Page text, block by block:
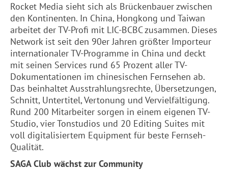
Rocket Media sieht sich als Brückenbauer zwischen
den Kontinenten. In China, Hongkong und Taiwan
arbeitet der TV-Profi mit LIC-BCBC zusammen. Dieses
Network ist seit den 90er Jahren größter Importeur
internationaler TV-Programme in China und deckt
mit seinen Services rund 65 Prozent aller TV-
Dokumentationen im chinesischen Fernsehen ab.
Das beinhaltet Ausstrahlungsrechte, Übersetzungen,
Schnitt, Untertitel, Vertonung und Vervielfältigung.
Rund 200 Mitarbeiter sorgen in einem eigenen TV-
Studio, vier Tonstudios und 20 Editing Suites mit
voll digitalisiertem Equipment für beste Fernseh-
Qualität.
SAGA Club wächst zur Community